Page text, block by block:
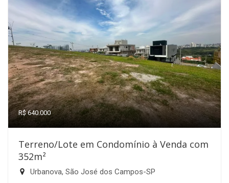
R$ 640.000
Terreno/Lote em Condomínio à Venda com
352m²
Urbanova, São José dos Campos-SP